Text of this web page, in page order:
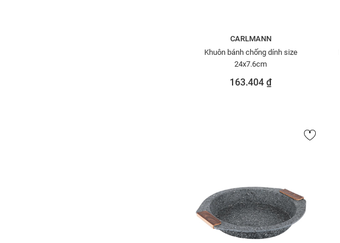
CARLMANN
Khuôn bánh chống dính size
24x7.6cm
163.404 ₫